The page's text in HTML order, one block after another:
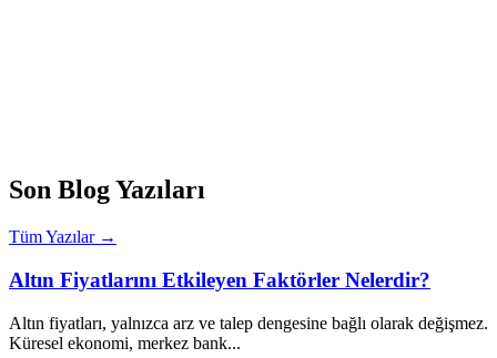
Son Blog Yazıları
Tüm Yazılar →
Altın Fiyatlarını Etkileyen Faktörler Nelerdir?
Altın fiyatları, yalnızca arz ve talep dengesine bağlı olarak değişmez.
Küresel ekonomi, merkez bank...